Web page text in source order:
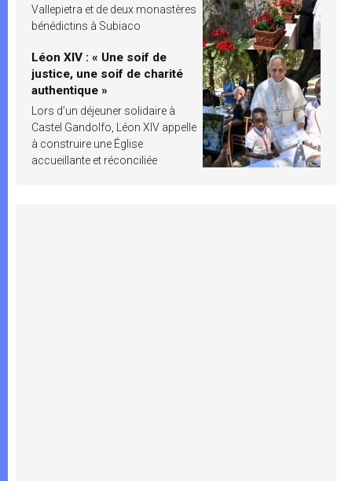
Vallepietra et de deux monastères
bénédictins à Subiaco
Léon XIV : « Une soif de
justice, une soif de charité
authentique »
Lors d’un déjeuner solidaire à
Castel Gandolfo, Léon XIV appelle
à construire une Église
accueillante et réconciliée